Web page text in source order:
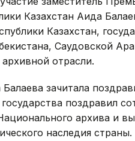
Казахстан Аида
Казахстан,
Саудовской
отрасли.
зачитала
поздравил
архива и
наследия страны.